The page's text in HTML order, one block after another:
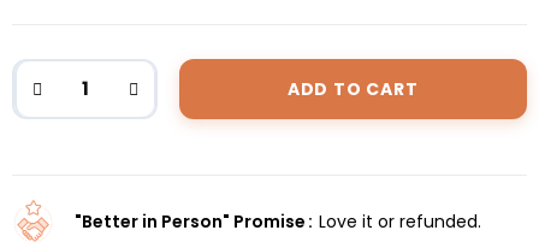
ADD TO CART
"Better in Person" Promise Love it or refunded.